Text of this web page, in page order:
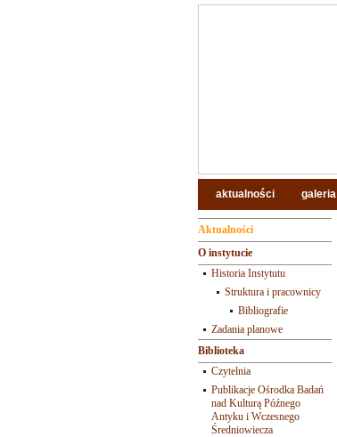
Aktualności
O instytucie
Historia Instytutu
Struktura i pracownicy
Bibliografie
Zadania planowe
Biblioteka
Czytelnia
Publikacje Ośrodka Badań
nad Kulturą Późnego
Antyku i Wczesnego
Średniowiecza
aktualności galeria